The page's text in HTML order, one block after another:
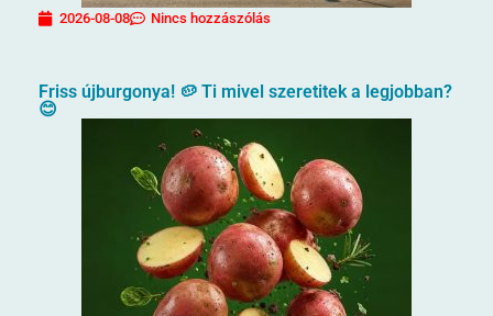
2026-08-08 Nincs hozzászólás
Friss újburgonya! 🥔 Ti mivel szeretitek a legjobban?
😊